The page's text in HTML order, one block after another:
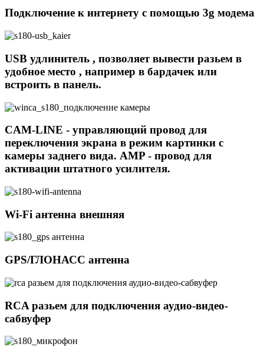
Подключение к интернету с помощью 3g модема
USB удлинитель , позволяет вывести разьем в
удобное место , например в бардачек или
встроить в панель.
CAM-LINE - управляющий провод для
переключения экрана в режим картинки с
камеры заднего вида. AMP - провод для
активации штатного усилителя.
Wi-Fi антенна внешняя
GPS/ГЛОНАСС антенна
RCA разьем для подключения аудио-видео-
сабвуфер